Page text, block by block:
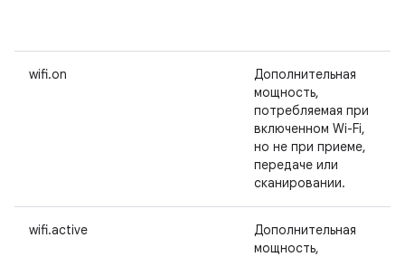
wifi.on
Дополнительная
мощность,
потребляемая при
включенном Wi-Fi,
но не при приеме,
передаче или
сканировании.
wifi.active
Дополнительная
мощность,